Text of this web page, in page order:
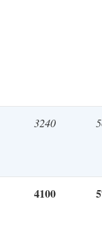
3240
4100